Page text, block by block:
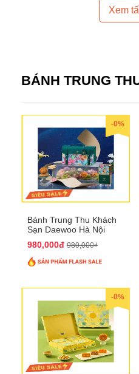
Xem
BÁNH TRUNG
-0%
Bánh Trung Thu Khách
Sạn Daewoo Hà Nội
QTTT30
980,000đ 980,000₫
-0%